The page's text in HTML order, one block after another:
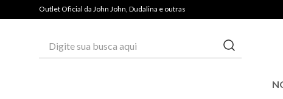
Outlet Oficial da John John, Dudalina e outras